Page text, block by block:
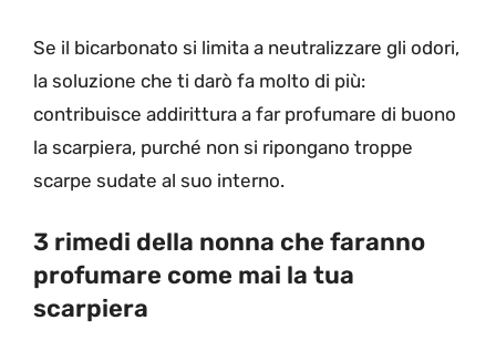
Se il bicarbonato si limita a neutralizzare gli odori,
la soluzione che ti darò fa molto di più:
contribuisce addirittura a far profumare di buono
la scarpiera, purché non si ripongano troppe
scarpe sudate al suo interno.
3 rimedi della nonna che faranno
profumare come mai la tua
scarpiera